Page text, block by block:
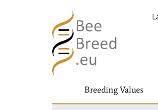
Breeding Values